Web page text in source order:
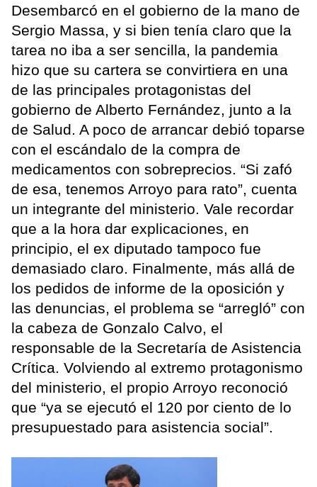
Desembarcó en el gobierno de la mano de
Sergio Massa, y si bien tenía claro que la
tarea no iba a ser sencilla, la pandemia
hizo que su cartera se convirtiera en una
de las principales protagonistas del
gobierno de Alberto Fernández, junto a la
de Salud. A poco de arrancar debió toparse
con el escándalo de la compra de
medicamentos con sobreprecios. “Si zafó
de esa, tenemos Arroyo para rato”, cuenta
un integrante del ministerio. Vale recordar
que a la hora dar explicaciones, en
principio, el ex diputado tampoco fue
demasiado claro. Finalmente, más allá de
los pedidos de informe de la oposición y
las denuncias, el problema se “arregló” con
la cabeza de Gonzalo Calvo, el
responsable de la Secretaría de Asistencia
Crítica. Volviendo al extremo protagonismo
del ministerio, el propio Arroyo reconoció
que “ya se ejecutó el 120 por ciento de lo
presupuestado para asistencia social”.